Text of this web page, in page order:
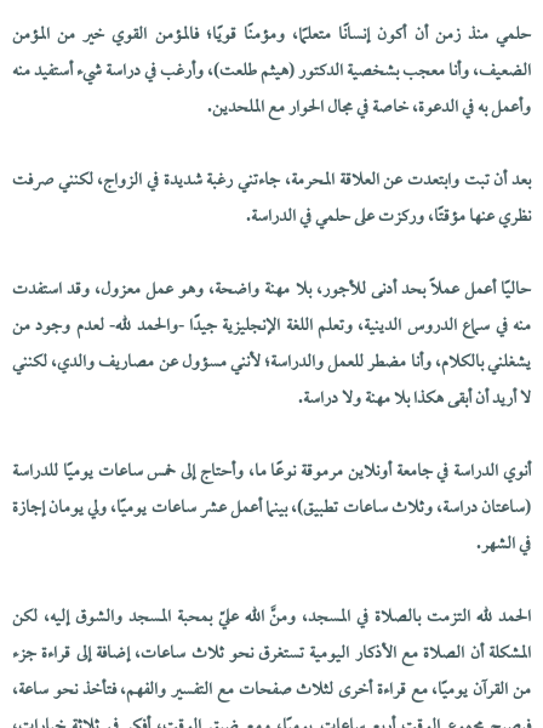
حلمي منذ زمن أن أكون إنسانًا متعلمًا، ومؤمنًا قويًا؛ فالمؤمن القوي خير من المؤمن
الضعيف، وأنا معجب بشخصية الدكتور (هيثم طلعت)، وأرغب في دراسة شيء أستفيد منه
وأعمل به في الدعوة، خاصة في مجال الحوار مع الملحدين.
بعد أن تبت وابتعدت عن العلاقة المحرمة، جاءتني رغبة شديدة في الزواج، لكنني صرفت
نظري عنها مؤقتًا، وركزت على حلمي في الدراسة.
حاليًا أعمل عملًا بحد أدنى للأجور، بلا مهنة واضحة، وهو عمل معزول، وقد استفدت
منه في سماع الدروس الدينية، وتعلم اللغة الإنجليزية جيدًا -والحمد لله- لعدم وجود من
يشغلني بالكلام، وأنا مضطر للعمل والدراسة؛ لأنني مسؤول عن مصاريف والدي، لكنني
لا أريد أن أبقى هكذا بلا مهنة ولا دراسة.
أنوي الدراسة في جامعة أونلاين مرموقة نوعًا ما، وأحتاج إلى خمس ساعات يوميًا للدراسة
(ساعتان دراسة، وثلاث ساعات تطبيق)، بينما أعمل عشر ساعات يوميًا، ولي يومان إجازة
في الشهر.
الحمد لله التزمت بالصلاة في المسجد، ومنَّ الله عليّ بمحبة المسجد والشوق إليه، لكن
المشكلة أن الصلاة مع الأذكار اليومية تستغرق نحو ثلاث ساعات، إضافة إلى قراءة جزء
من القرآن يوميًا، مع قراءة أخرى لثلاث صفحات مع التفسير والفهم، فتأخذ نحو ساعة،